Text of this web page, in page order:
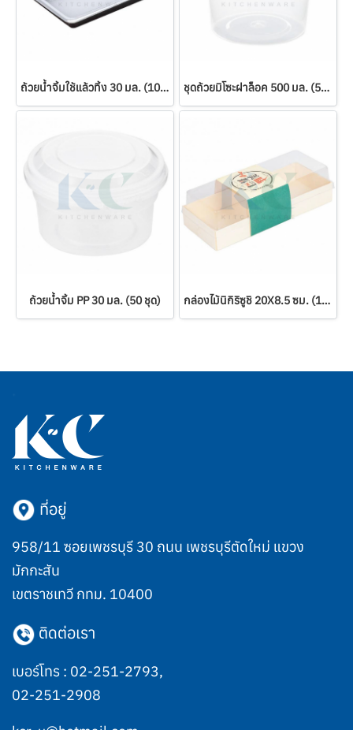
ถ้วยน้ำจิ้มใช้แล้วทิ้ง 30 มล. (100 ใบ) ชุดถ้วยมิโซะฝาล็อค 500 มล. (50 ชุด)
ถ้วยน้ำจิ้ม PP 30 มล. (50 ชุด) กล่องไม้นิกิริซูชิ 20X8.5 ซม. (100 ชุด)
ที่อยู่
958/11 ซอยเพชรบุรี 30 ถนน เพชรบุรีตัดใหม่ แขวง
มักกะสัน
เขตราชเทวี กทม. 10400
ติดต่อเรา
เบอร์โทร : 02-251-2793,
02-251-2908